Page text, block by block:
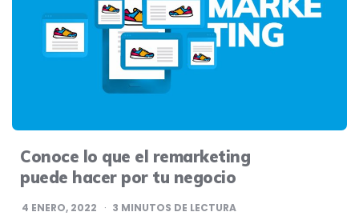
Conoce lo que el remarketing
puede hacer por tu negocio
4 ENERO, 2022 3 MINUTOS DE LECTURA